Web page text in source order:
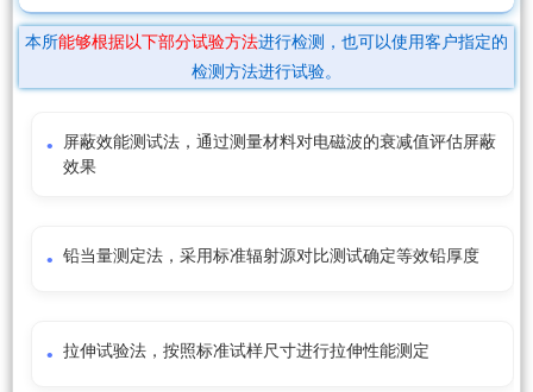
本所能够根据以下部分试验方法进行检测，也可以使用客户指定的
检测方法进行试验。
屏蔽效能测试法，通过测量材料对电磁波的衰减值评估屏蔽
效果
铅当量测定法，采用标准辐射源对比测试确定等效铅厚度
拉伸试验法，按照标准试样尺寸进行拉伸性能测定